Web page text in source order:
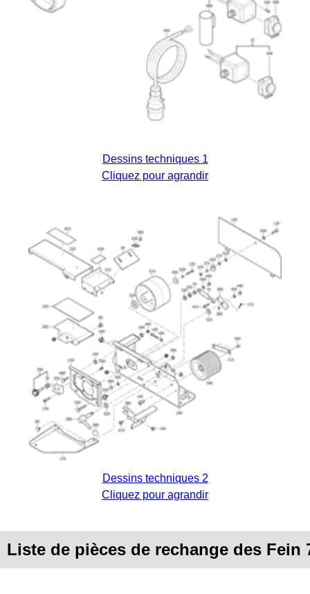
Dessins techniques 1
Cliquez pour agrandir
Dessins techniques 2
Cliquez pour agrandir
Liste de pièces de rechange des Fein